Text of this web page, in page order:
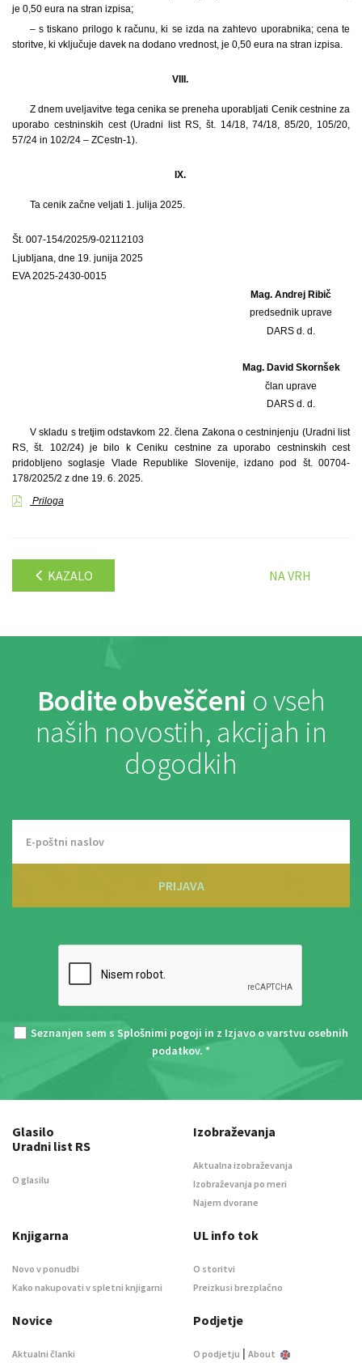
je 0,50 eura na stran izpisa;
– s tiskano prilogo k računu, ki se izda na zahtevo uporabnika; cena te
storitve, ki vključuje davek na dodano vrednost, je 0,50 eura na stran izpisa.
VIII.
Z dnem uveljavitve tega cenika se preneha uporabljati Cenik cestnine za
uporabo cestninskih cest (Uradni list RS, št. 14/18, 74/18, 85/20, 105/20,
57/24 in 102/24 – ZCestn-1).
IX.
Ta cenik začne veljati 1. julija 2025.
Št. 007-154/2025/9-02112103
Ljubljana, dne 19. junija 2025
EVA 2025-2430-0015
Mag. Andrej Ribič
predsednik uprave
DARS d. d.
Mag. David Skornšek
član uprave
DARS d. d.
V skladu s tretjim odstavkom 22. člena Zakona o cestninjenju (Uradni list
RS, št. 102/24) je bilo k Ceniku cestnine za uporabo cestninskih cest
pridobljeno soglasje Vlade Republike Slovenije, izdano pod št. 00704-
178/2025/2 z dne 19. 6. 2025.
Priloga
KAZALO NA VRH
Bodite obveščeni o vseh
naših novostih, akcijah in
dogodkih
PRIJAVA
Seznanjen sem s Splošnimi pogoji in z Izjavo o varstvu osebnih
podatkov. *
Glasilo
Uradni list RS
O glasilu
Izobraževanja
Aktualna izobraževanja
Izobraževanja po meri
Najem dvorane
Knjigarna
Novo v ponudbi
Kako nakupovati v spletni knjigarni
UL info tok
O storitvi
Preizkusi brezplačno
Novice
Aktualni članki
Podjetje
O podjetju | About